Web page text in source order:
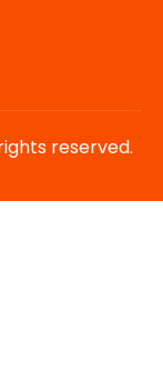
reserved.